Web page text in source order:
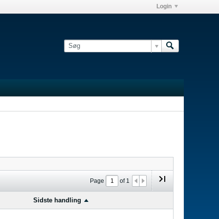
Login
Page of 1
Sidste handling